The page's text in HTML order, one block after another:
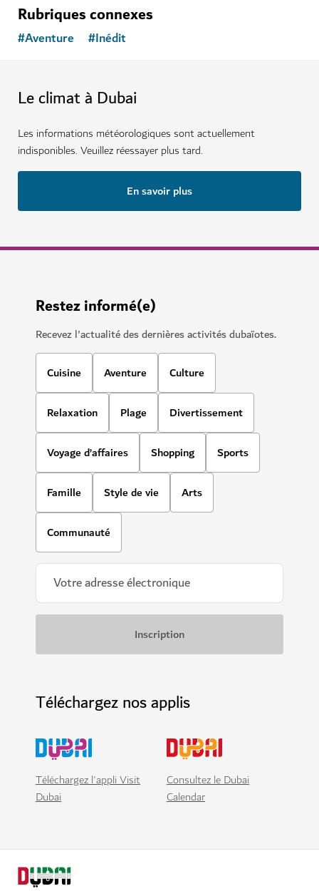
Rubriques connexes
#Aventure #Inédit
Le climat à Dubai
Les informations météorologiques sont actuellement
indisponibles. Veuillez réessayer plus tard.
En savoir plus
Restez informé(e)
Recevez l'actualité des dernières activités dubaïotes.
Cuisine Aventure Culture
Relaxation Plage Divertissement
Voyage d’affaires Shopping Sports
Famille Style de vie Arts
Communauté
Téléchargez nos applis
Téléchargez l'appli Visit
Dubai
Consultez le Dubai
Calendar